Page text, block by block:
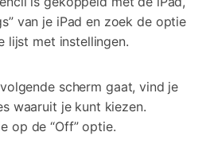
van je iPad en zoek de optie
lijst met instellingen.
scherm gaat, vind je
waaruit je kunt kiezen.
op de “Off” optie.